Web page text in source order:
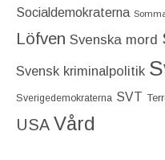
Socialdemokraterna
Löfven Svenska mord
Svensk kriminalpolitik
Sverigedemokraterna SVT
USA Vård